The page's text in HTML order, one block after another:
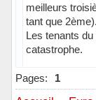
meilleurs
tant que 2ème).
Les tenants
catastrophe.
Hors ligne
Pages: 1